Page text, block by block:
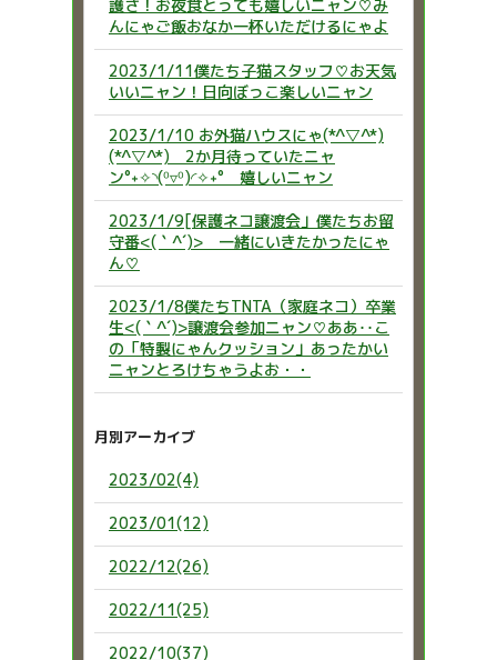
護さ！お夜食とっても嬉しいニャン♡み
んにゃご飯おなか一杯いただけるにゃよ
2023/1/11僕たち子猫スタッフ♡お天気
いいニャン！日向ぼっこ楽しいニャン
2023/1/10 お外猫ハウスにゃ(*^▽^*)
(*^▽^*) 2か月待っていたニャ
ン°˖✧◝(⁰▿⁰)◜✧˖° 嬉しいニャン
2023/1/9[保護ネコ譲渡会」僕たちお留
守番<(｀^´)> 一緒にいきたかったにゃ
ん♡
2023/1/8僕たちTNTA（家庭ネコ）卒業
生<(｀^´)>譲渡会参加ニャン♡ああ‥こ
の「特製にゃんクッション」あったかい
ニャンとろけちゃうよお・・
月別アーカイブ
2023/02(4)
2023/01(12)
2022/12(26)
2022/11(25)
2022/10(37)